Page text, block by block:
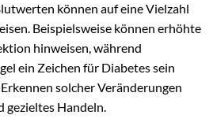
können auf eine Vielzahl
Beispielsweise können erhöhte
hinweisen, während
ein Zeichen für Diabetes sein
solcher Veränderungen
gezieltes Handeln.